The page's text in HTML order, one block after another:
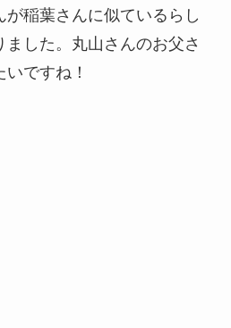
が稲葉さんに似ているらし
した。丸山さんのお父さ
ですね！